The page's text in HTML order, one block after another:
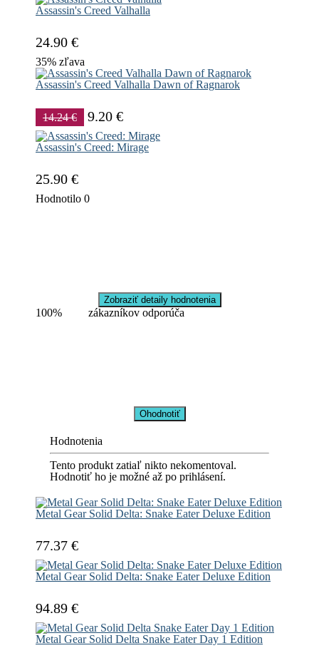
Assassin's Creed Valhalla
24.90 €
35% zľava
Assassin's Creed Valhalla Dawn of Ragnarok
14.24 € 9.20 €
Assassin's Creed: Mirage
25.90 €
Hodnotilo 0
Zobraziť detaily hodnotenia
100% zákazníkov odporúča
Ohodnotiť
Hodnotenia
Tento produkt zatiaľ nikto nekomentoval.
Hodnotiť ho je možné až po prihlásení.
Metal Gear Solid Delta: Snake Eater Deluxe Edition
77.37 €
Metal Gear Solid Delta: Snake Eater Deluxe Edition
94.89 €
Metal Gear Solid Delta Snake Eater Day 1 Edition